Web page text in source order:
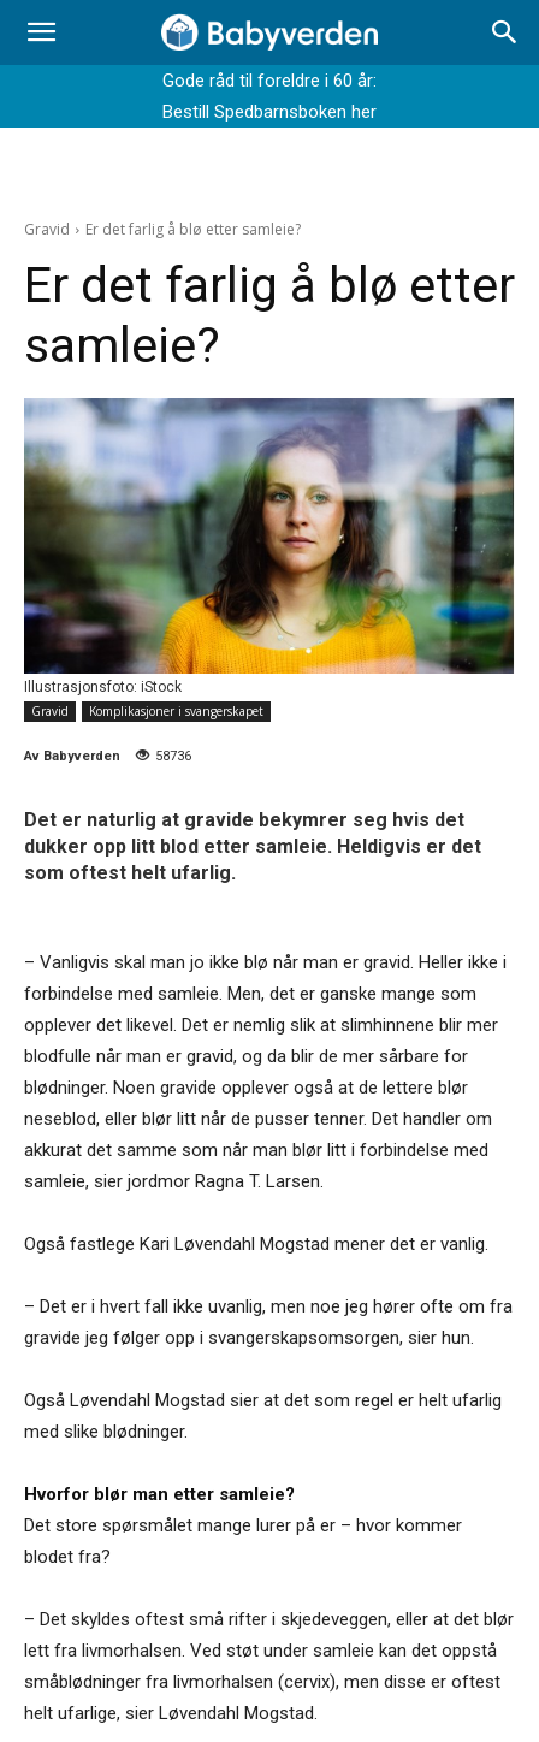
Gode råd til foreldre i 60 år:
Bestill Spedbarnsboken her
Gravid Er det farlig å blø etter samleie?
Er det farlig å blø etter
samleie?
Illustrasjonsfoto: iStock
Gravid
Komplikasjoner i svangerskapet
Av Babyverden 58736
Det er naturlig at gravide bekymrer seg hvis det
dukker opp litt blod etter samleie. Heldigvis er det
som oftest helt ufarlig.
– Vanligvis skal man jo ikke blø når man er gravid. Heller ikke i
forbindelse med samleie. Men, det er ganske mange som
opplever det likevel. Det er nemlig slik at slimhinnene blir mer
blodfulle når man er gravid, og da blir de mer sårbare for
blødninger. Noen gravide opplever også at de lettere blør
neseblod, eller blør litt når de pusser tenner. Det handler om
akkurat det samme som når man blør litt i forbindelse med
samleie, sier jordmor Ragna T. Larsen.
Også fastlege Kari Løvendahl Mogstad mener det er vanlig.
– Det er i hvert fall ikke uvanlig, men noe jeg hører ofte om fra
gravide jeg følger opp i svangerskapsomsorgen, sier hun.
Også Løvendahl Mogstad sier at det som regel er helt ufarlig
med slike blødninger.
Hvorfor blør man etter samleie?
Det store spørsmålet mange lurer på er – hvor kommer
blodet fra?
– Det skyldes oftest små rifter i skjedeveggen, eller at det blør
lett fra livmorhalsen. Ved støt under samleie kan det oppstå
småblødninger fra livmorhalsen (cervix), men disse er oftest
helt ufarlige, sier Løvendahl Mogstad.